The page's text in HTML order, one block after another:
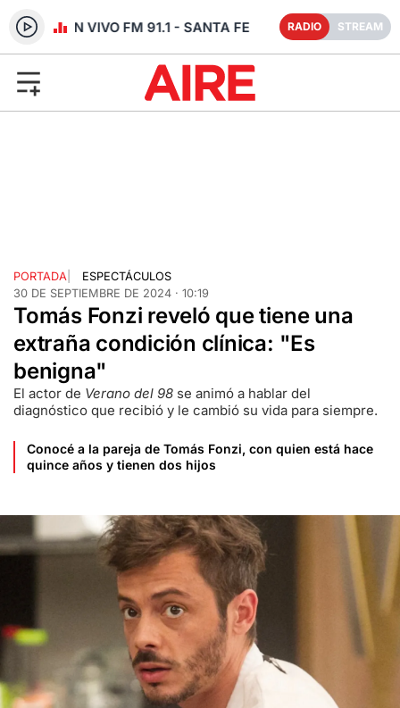
RADIO EN VIVO FM 91.1 - SANTA FE RADIO STREAM
PORTADA
ESPECTÁCULOS
30 DE SEPTIEMBRE DE 2024 · 10:19
Tomás Fonzi reveló que tiene una
extraña condición clínica: "Es
benigna"
El actor de Verano del 98 se animó a hablar del
diagnóstico que recibió y le cambió su vida para siempre.
Conocé a la pareja de Tomás Fonzi, con quien está hace
quince años y tienen dos hijos